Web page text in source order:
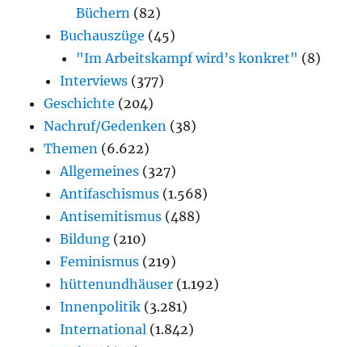
Büchern (82)
Buchauszüge (45)
"Im Arbeitskampf wird’s konkret" (8)
Interviews (377)
Geschichte (204)
Nachruf/Gedenken (38)
Themen (6.622)
Allgemeines (327)
Antifaschismus (1.568)
Antisemitismus (488)
Bildung (210)
Feminismus (219)
hüttenundhäuser (1.192)
Innenpolitik (3.281)
International (1.842)